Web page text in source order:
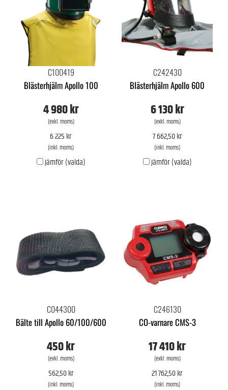
C100419
Blästerhjälm Apollo 100
4 980 kr
(exkl. moms)
6 225 kr
(inkl. moms)
Jämför (valda)
C242430
Blästerhjälm Apollo 600
6 130 kr
(exkl. moms)
7 662,50 kr
(inkl. moms)
Jämför (valda)
C044300
Bälte till Apollo 60/100/600
450 kr
(exkl. moms)
562,50 kr
(inkl. moms)
C246130
CO-varnare CMS-3
17 410 kr
(exkl. moms)
21 762,50 kr
(inkl. moms)